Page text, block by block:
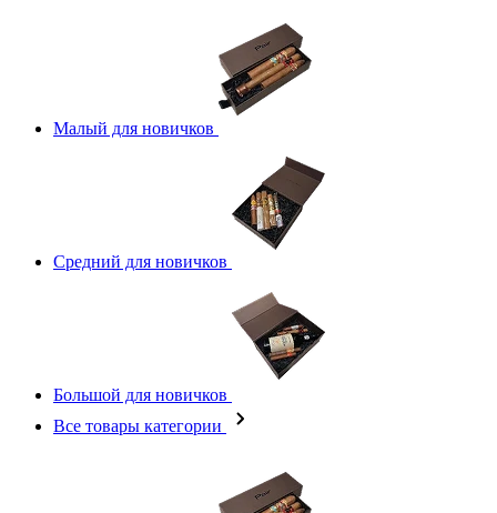
Малый для новичков
Средний для новичков
Большой для новичков
Все товары категории